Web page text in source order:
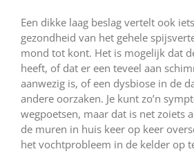
Een dikke laag beslag vertelt ook
gezondheid van het gehele
mond tot kont. Het is mogelijk dat
heeft, of dat er een teveel aan
aanwezig is, of een dysbiose in de
andere oorzaken. Je kunt zo’n
wegpoetsen, maar dat is net zoiets
de muren in huis keer op keer
het vochtprobleem in de kelder op